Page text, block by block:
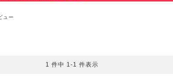
ュー
1 件中 1-1 件表示